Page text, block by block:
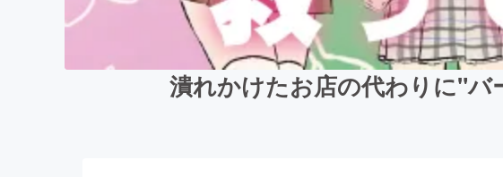
潰れかけたお店の代わりに"バ